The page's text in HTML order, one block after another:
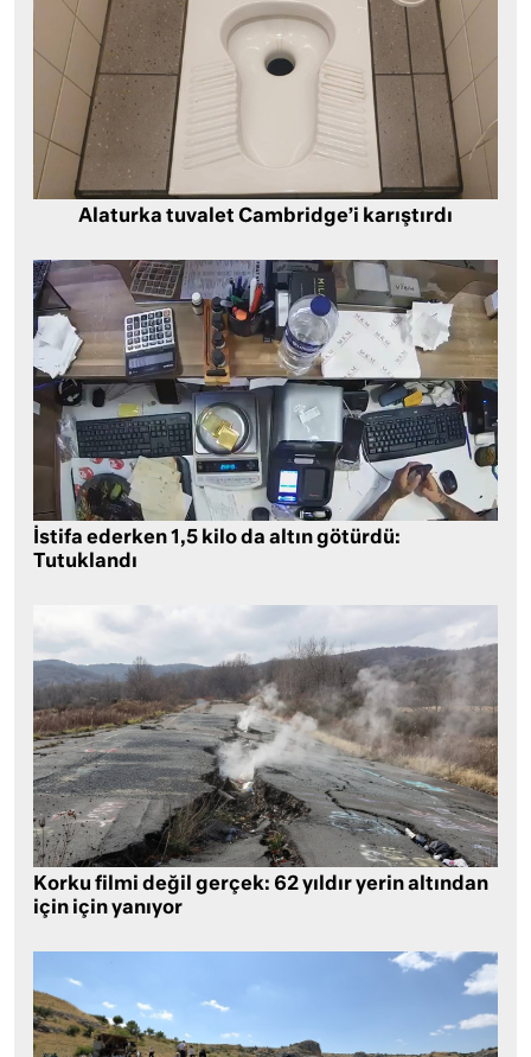
Alaturka tuvalet Cambridge’i karıştırdı
İstifa ederken 1,5 kilo da altın götürdü:
Tutuklandı
Korku filmi değil gerçek: 62 yıldır yerin altından
için için yanıyor